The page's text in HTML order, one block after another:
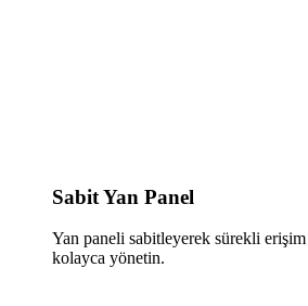
Sabit Yan Panel
Yan paneli sabitleyerek sürekli
kolayca yönetin.